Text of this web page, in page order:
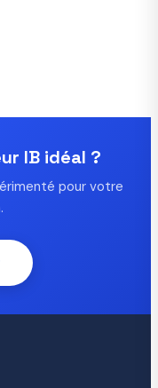
IB idéal ?
pour votre